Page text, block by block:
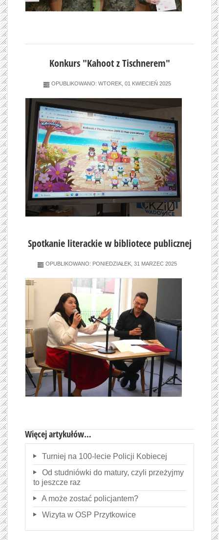
Konkurs "Kahoot z Tischnerem"
OPUBLIKOWANO: WTOREK, 01 KWIECIEŃ 2025
Spotkanie literackie w bibliotece publicznej
OPUBLIKOWANO: PONIEDZIAŁEK, 31 MARZEC 2025
Więcej artykułów…
Turniej na 100-lecie Policji Kobiecej
Od studniówki do matury, czyli przeżyjmy
to jeszcze raz
A może zostać policjantem?
Wizyta w OSP Przytkowice